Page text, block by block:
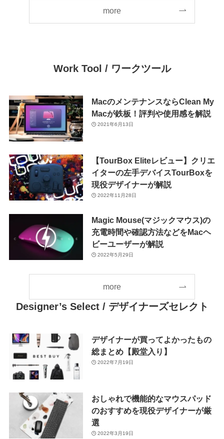
more
Work Tool / ワークツール
MacのメンテナンスならClean My
Macが鉄板！評判や使用感を解説
2021年6月13日
【TourBox Eliteレビュー】クリエ
イターの左手デバイスTourBoxを
現役デザイナーが解説
2022年11月28日
Magic Mouse(マジックマウス)の
充電時間や確認方法などをMacヘ
ビーユーザーが解説
2022年5月29日
more
Designer’s Select/ デザイナーズセレクト
デザイナーが買ってよかったもの
総まとめ【殿堂入り】
2022年7月19日
おしゃれで機能的なマウスパッド
のおすすめを現役デザイナーが厳
選
2022年3月19日